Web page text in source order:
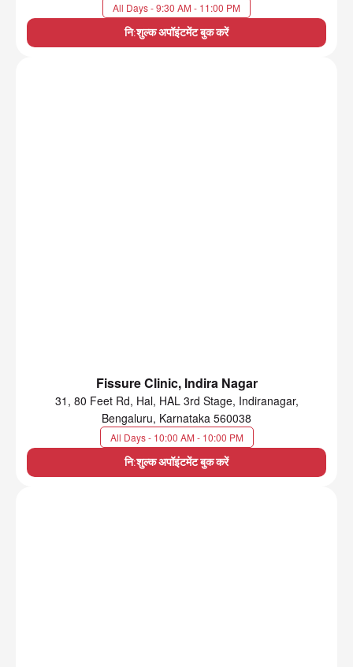
All Days - 9:30 AM - 11:00 PM
नि:शुल्क अपॉइंटमेंट बुक करें
Fissure Clinic, Indira Nagar
31, 80 Feet Rd, Hal, HAL 3rd Stage, Indiranagar,
Bengaluru, Karnataka 560038
All Days - 10:00 AM - 10:00 PM
नि:शुल्क अपॉइंटमेंट बुक करें